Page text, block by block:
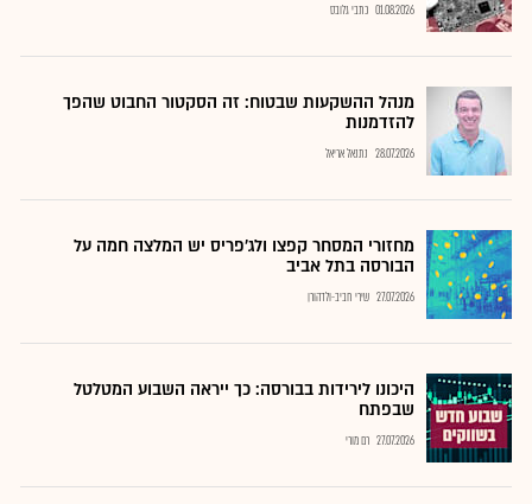
01.08.2026 כתבי גלובס
מנהל ההשקעות שבטוח: זה הסקטור החבוט שהפך
להזדמנות
28.07.2026 נתנאל אריאל
מחזורי המסחר קפצו ולג'פריס יש המלצה חמה על
הבורסה בתל אביב
27.07.2026 שירי חביב-ולדהורן
היכונו לירידות בבורסה: כך ייראה השבוע המטלטל
שבפתח
27.07.2026 רם מורי